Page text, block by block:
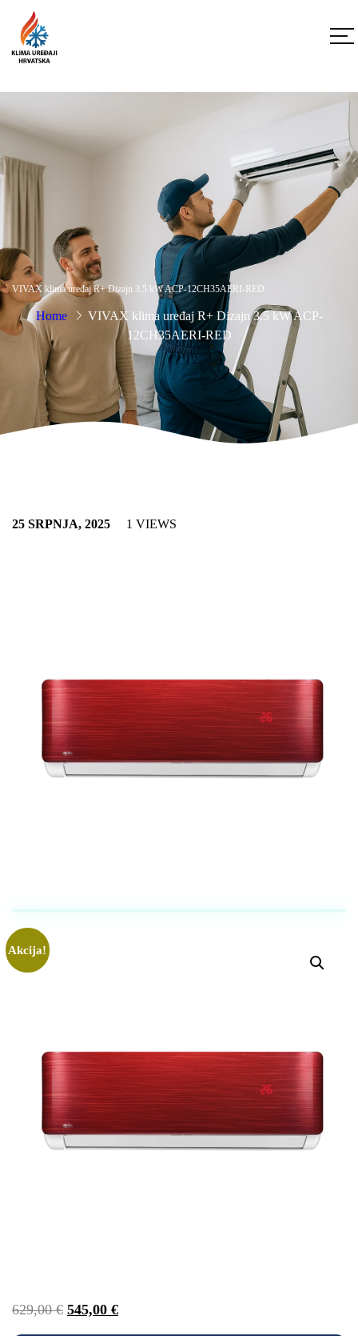
VIVAX klima uređaj R+ Dizajn 3.5 kW ACP-12CH35AERI-RED
Home
VIVAX klima uređaj R+ Dizajn 3.5 kW ACP-
12CH35AERI-RED
25 SRPNJA, 2025 1 VIEWS
Akcija!
629,00€ 545,00 €